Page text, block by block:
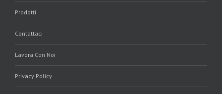
Prodotti
Contattaci
Lavora Con Noi
Privacy Policy